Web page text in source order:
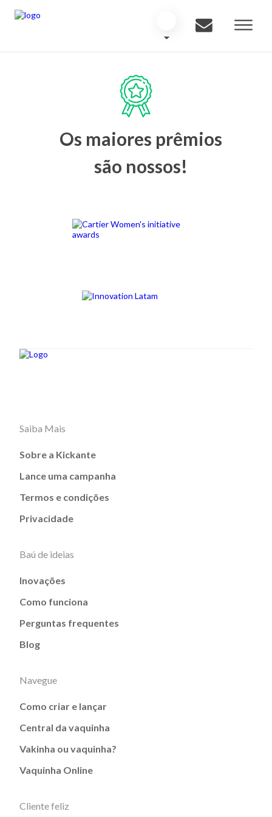
Os maiores prêmios
são nossos!
Saiba Mais
Sobre a Kickante
Lance uma campanha
Termos e condições
Privacidade
Baú de ideias
Inovações
Como funciona
Perguntas frequentes
Blog
Navegue
Como criar e lançar
Central da vaquinha
Vakinha ou vaquinha?
Vaquinha Online
Cliente feliz